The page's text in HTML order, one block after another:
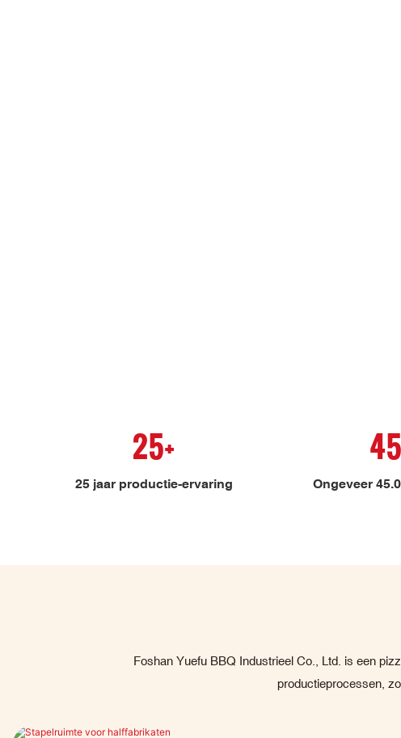
25+
25 jaar productie-ervaring Ongeveer
Foshan Yuefu BBQ Industrieel Co., Ltd. is een
productieprocessen,